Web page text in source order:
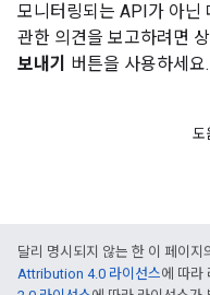
모니터링되는 API가 아닌
관한 의견을 보고하려면
보내기
버튼을 사용하세요.
도
달리 명시되지 않는 한 이 페이지
Attribution 4.0 라이선스에 따라